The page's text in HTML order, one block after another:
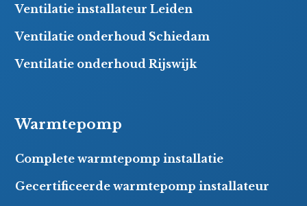
Ventilatie installateur Leiden
Ventilatie onderhoud Schiedam
Ventilatie onderhoud Rijswijk
Warmtepomp
Complete warmtepomp installatie
Gecertificeerde warmtepomp installateur